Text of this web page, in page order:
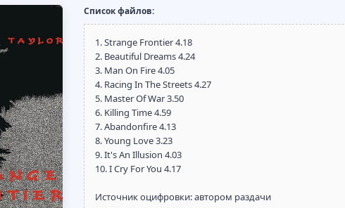
Список файлов:
1. Strange Frontier 4.18
2. Beautiful Dreams 4.24
3. Man On Fire 4.05
4. Racing In The Streets 4.27
5. Master Of War 3.50
6. Killing Time 4.59
7. Abandonfire 4.13
8. Young Love 3.23
9. It's An Illusion 4.03
10. I Cry For You 4.17
Источник оцифровки: автором раздачи